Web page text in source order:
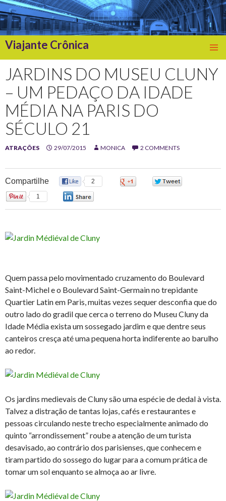
Viajante Crônica
TO
CONTENT
JARDINS DO MUSEU CLUNY
– UM PEDAÇO DA IDADE
MÉDIA NA PARIS DO
SÉCULO 21
ATRAÇÕES 29/07/2015 MONICA 2 COMMENTS
Compartilhe 2
1
Quem passa pelo movimentado cruzamento do Boulevard
Saint-Michel e o Boulevard Saint-Germain no trepidante
Quartier Latin em Paris, muitas vezes sequer desconfia que do
outro lado do gradil que cerca o terreno do Museu Cluny da
Idade Média exista um sossegado jardim e que dentre seus
canteiros cresça até uma pequena horta indiferente ao barulho
ao redor.
Os jardins medievais de Cluny são uma espécie de dedal à vista.
Talvez a distração de tantas lojas, cafés e restaurantes e
pessoas circulando neste trecho especialmente animado do
quinto “arrondissement” roube a atenção de um turista
desavisado, ao contrário dos parisienses, que conhecem e
tiram partido do sossego do lugar para a comum prática de
tomar um sol enquanto se almoça ao ar livre.